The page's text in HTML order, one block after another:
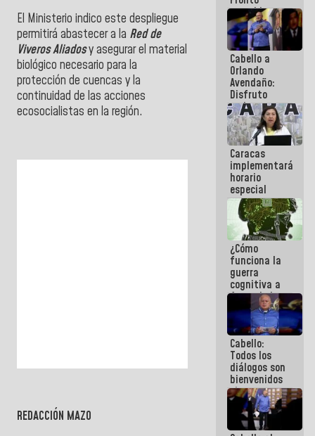
El Ministerio indico este despliegue
permitirá abastecer a la Red de
Viveros Aliadosy asegurar el material
biológico necesario para la
protección de cuencas y la
continuidad de las acciones
ecosocialistas en la región.
REDACCIÓN MAZO
restableceremos
las
operaciones
en el
Aeropuerto
Internacional
de
Maiquetía
Cabello a
Orlando
Avendaño:
Disfruto
cada vez
que escribes
porque lo
que haces
es
embarrarla
Caracas
implementará
horario
especial
para
adaptarse
al plan de
ahorro
energético
¿Cómo
funciona la
guerra
cognitiva a
favor de la
narrativa
hegemónica?
(1)
Cabello:
Todos los
diálogos son
bienvenidos
siempre que
estén en el
marco de la
Constitución